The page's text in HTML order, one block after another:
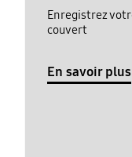
Enregistrez
couvert
En savoir plus